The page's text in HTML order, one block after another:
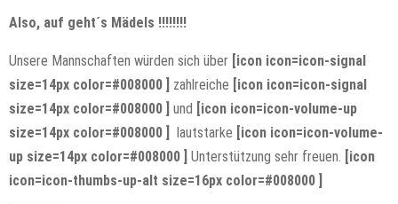
Also, auf geht´s Mädels !!!!!!!!
Unsere Mannschaften würden sich über [icon icon=icon-signal
size=14px color=#008000 ] zahlreiche [icon icon=icon-signal
size=14px color=#008000 ] und [icon icon=icon-volume-up
size=14px color=#008000 ] lautstarke [icon icon=icon-volume-
up size=14px color=#008000 ] Unterstützung sehr freuen. [icon
icon=icon-thumbs-up-alt size=16px color=#008000 ]